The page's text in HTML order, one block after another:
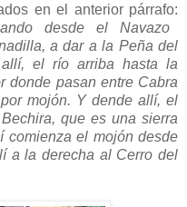
en el anterior párrafo:
desde el Navazo
a dar a la Peña del
el río arriba hasta la
donde pasan entre Cabra
mojón. Y dende allí, el
que es una sierra
comienza el mojón desde
a la derecha al Cerro del